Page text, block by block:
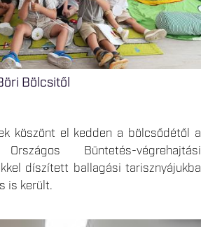
Bölcsitől
köszönt el kedden a bölcsődétől a
Büntetés-végrehajtási
díszített ballagási tarisznyájukba
is került.